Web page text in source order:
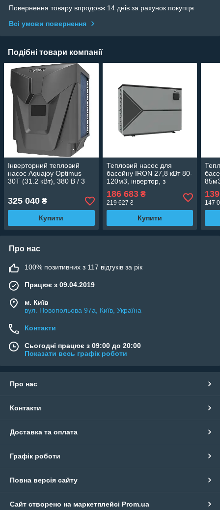
Повернення товару впродовж 14 днів за рахунок покупця
Всі умови повернення
Подібні товари компанії
Інверторний тепловий
насос Aquajoy Optimus
30T (31.2 кВт), 380 В / 3
інвертор, Wi-Fi, СОР до 15
325 040 ₴
Купити
Тепловий насос для
басейну IRON 27,8 кВт 80-
120м3, інвертор, з
охолодженням, Wi-Fi,
380В
186 683₴
219 627 ₴
Купити
147
Про нас
100% позитивних з 117 відгуків за рік
Працює з 09.04.2019
м. Київ
вул. Новопольова 97а, Київ, Україна
Контакти
Сьогодні працює з 09:00 до 20:00
Показати весь графік роботи
Про нас
Контакти
Доставка та оплата
Графік роботи
Повна версія сайту
Сайт створено на маркетплейсі Prom.ua